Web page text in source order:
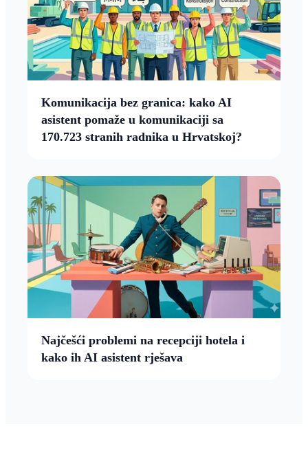
Komunikacija bez granica: kako AI
asistent pomaže u komunikaciji sa
170.723 stranih radnika u Hrvatskoj?
Najčešći problemi na recepciji hotela i
kako ih AI asistent rješava